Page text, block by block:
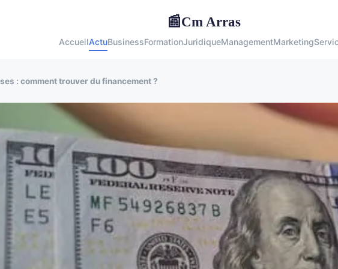
📰Cm Arras
AccueilActuBusinessFormationJuridiqueManagementMarketing
: comment trouver du financement ?